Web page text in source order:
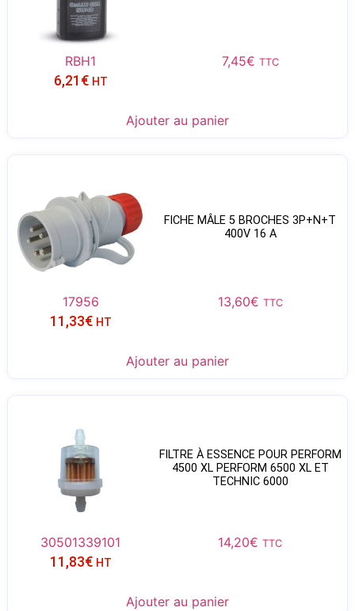
RBH1 7,45€ TTC
6,21 € HT
Ajouter au panier
FICHE MÂLE 5 BROCHES 3P+N+T
400V 16 A
17956 13,60€ TTC
11,33€ HT
Ajouter au panier
FILTRE À ESSENCE POUR PERFORM
4500 XL PERFORM 6500 XL ET
TECHNIC 6000
30501339101 14,20€ TTC
11,83€ HT
Ajouter au panier